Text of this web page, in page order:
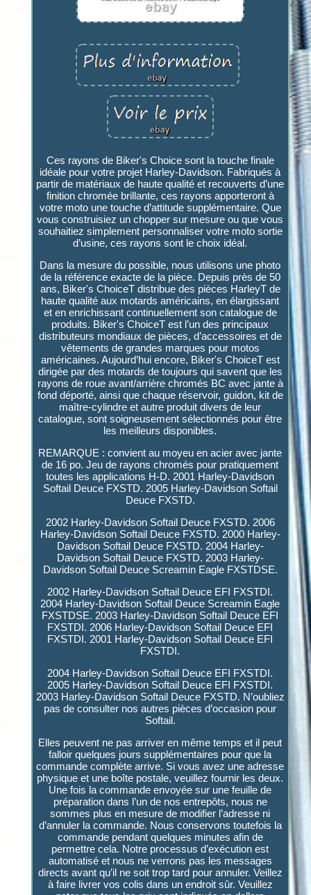
Ces rayons de Biker's Choice sont la touche finale
idéale pour votre projet Harley-Davidson. Fabriqués à
partir de matériaux de haute qualité et recouverts d’une
finition chromée brillante, ces rayons apporteront à
votre moto une touche d’attitude supplémentaire. Que
vous construisiez un chopper sur mesure ou que vous
souhaitiez simplement personnaliser votre moto sortie
d’usine, ces rayons sont le choix idéal.
Dans la mesure du possible, nous utilisons une photo
de la référence exacte de la pièce. Depuis près de 50
ans, Biker's ChoiceT distribue des pièces HarleyT de
haute qualité aux motards américains, en élargissant
et en enrichissant continuellement son catalogue de
produits. Biker's ChoiceT est l’un des principaux
distributeurs mondiaux de pièces, d’accessoires et de
vêtements de grandes marques pour motos
américaines. Aujourd’hui encore, Biker's ChoiceT est
dirigée par des motards de toujours qui savent que les
rayons de roue avant/arrière chromés BC avec jante à
fond déporté, ainsi que chaque réservoir, guidon, kit de
maître-cylindre et autre produit divers de leur
catalogue, sont soigneusement sélectionnés pour être
les meilleurs disponibles.
REMARQUE : convient au moyeu en acier avec jante
de 16 po. Jeu de rayons chromés pour pratiquement
toutes les applications H-D. 2001 Harley-Davidson
Softail Deuce FXSTD. 2005 Harley-Davidson Softail
Deuce FXSTD.
2002 Harley-Davidson Softail Deuce FXSTD. 2006
Harley-Davidson Softail Deuce FXSTD. 2000 Harley-
Davidson Softail Deuce FXSTD. 2004 Harley-
Davidson Softail Deuce FXSTD. 2003 Harley-
Davidson Softail Deuce Screamin Eagle FXSTDSE.
2002 Harley-Davidson Softail Deuce EFI FXSTDI.
2004 Harley-Davidson Softail Deuce Screamin Eagle
FXSTDSE. 2003 Harley-Davidson Softail Deuce EFI
FXSTDI. 2006 Harley-Davidson Softail Deuce EFI
FXSTDI. 2001 Harley-Davidson Softail Deuce EFI
FXSTDI.
2004 Harley-Davidson Softail Deuce EFI FXSTDI.
2005 Harley-Davidson Softail Deuce EFI FXSTDI.
2003 Harley-Davidson Softail Deuce FXSTD. N’oubliez
pas de consulter nos autres pièces d’occasion pour
Softail.
Elles peuvent ne pas arriver en même temps et il peut
falloir quelques jours supplémentaires pour que la
commande complète arrive. Si vous avez une adresse
physique et une boîte postale, veuillez fournir les deux.
Une fois la commande envoyée sur une feuille de
préparation dans l’un de nos entrepôts, nous ne
sommes plus en mesure de modifier l’adresse ni
d’annuler la commande. Nous conservons toutefois la
commande pendant quelques minutes afin de
permettre cela. Notre processus d’exécution est
automatisé et nous ne verrons pas les messages
directs avant qu’il ne soit trop tard pour annuler. Veillez
à faire livrer vos colis dans un endroit sûr. Veuillez